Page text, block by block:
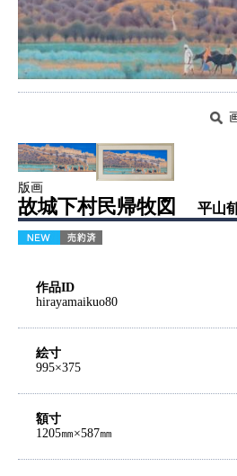
版画
故城下村民帰牧図 平山
作品ID
hirayamaikuo80
絵寸
995×375
額寸
1205㎜×587㎜